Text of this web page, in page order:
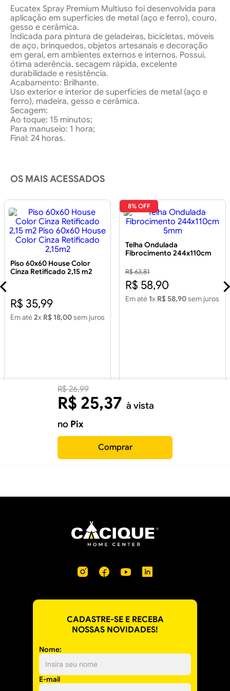
Eucatex Spray Premium Multiuso foi desenvolvida para
aplicação em superfícies de metal (aço e ferro), couro,
gesso e cerâmica.
Indicada para pintura de geladeiras, bicicletas, móveis
de aço, brinquedos, objetos artesanais e decoração
em geral, em ambientes externos e internos. Possui,
ótima aderência, secagem rápida, excelente
durabilidade e resistência.
Acabamento: Brilhante.
Uso exterior e interior de superfícies de metal (aço e
ferro), madeira, gesso e cerâmica.
Secagem:
Ao toque: 15 minutos;
Para manuseio: 1 hora;
Final: 24 horas.
OS MAIS ACESSADOS
Piso 60x60 House Color
Cinza Retificado 2,15 m2
R$ 35,99
Em até2x R$ 18,00sem juros
8% OFF
Telha Ondulada
Fibrocimento 244x110cm
R$ 63,81
R$ 58,90
Em até 1x R$ 58,90sem juros
R$ 26,99
R$ 25,37 à vista
no Pix
Comprar
CADASTRE-SE E RECEBA
NOSSAS NOVIDADES!
Nome:
E-mail